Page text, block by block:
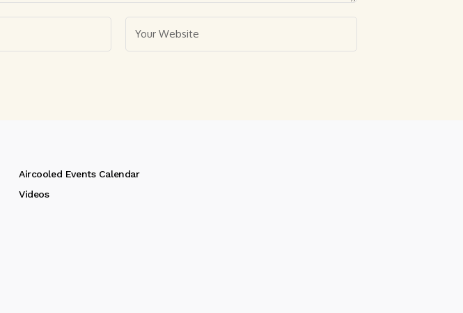
Aircooled Events Calendar
Videos